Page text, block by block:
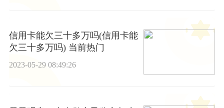
信用卡能欠三十多万吗(信用卡能
欠三十多万吗) 当前热门
2023-05-29 08:49:26